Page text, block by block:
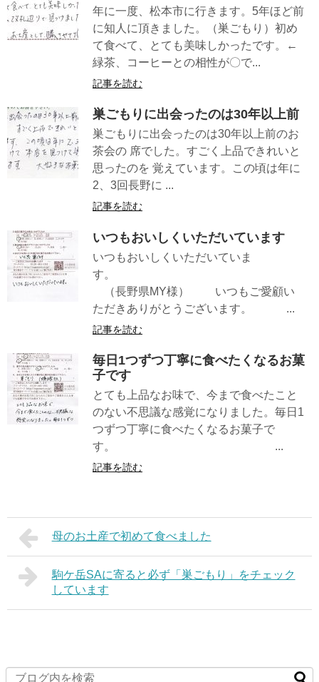
年に一度、松本市に行きます。5年ほど前
に知人に頂きました。（巣ごもり）初め
て食べて、とても美味しかったです。←
緑茶、コーヒーとの相性が〇で...
記事を読む
巣ごもりに出会ったのは30年以上前
巣ごもりに出会ったのは30年以上前のお
茶会の 席でした。すごく上品できれいと
思ったのを 覚えています。この頃は年に
2、3回長野に ...
記事を読む
いつもおいしくいただいています
いつもおいしくいただいていま
す。
（長野県MY様） いつもご愛顧い
ただきありがとうございます。 ...
記事を読む
毎日1つずつ丁寧に食べたくなるお菓
子です
とても上品なお味で、今まで食べたこと
のない不思議な感覚になりました。毎日1
つずつ丁寧に食べたくなるお菓子で
す。 ...
記事を読む
母のお土産で初めて食べました
駒ケ岳SAに寄ると必ず「巣ごもり」をチェック
しています